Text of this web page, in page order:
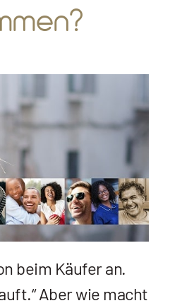
beim Käufer an.
Aber wie macht